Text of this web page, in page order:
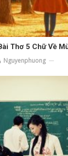
Thơ 5 Chữ Về
Nguyenphuong